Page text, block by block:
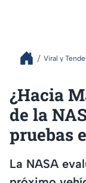
Viral y
¿Hacia
de la
pruebas
La NASA